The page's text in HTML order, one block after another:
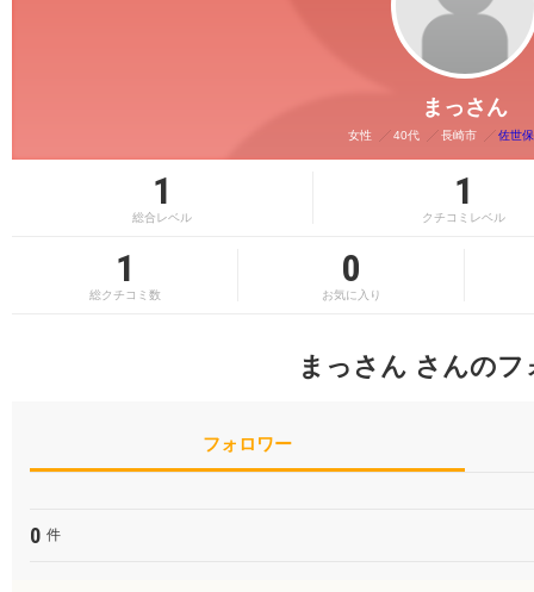
まっさん
女性 40代 長崎市 佐世
1
総合レベル
1
クチコミレベル
1
総クチコミ数
0
お気に入り
まっさん さんのフ
フォロワー
0 件